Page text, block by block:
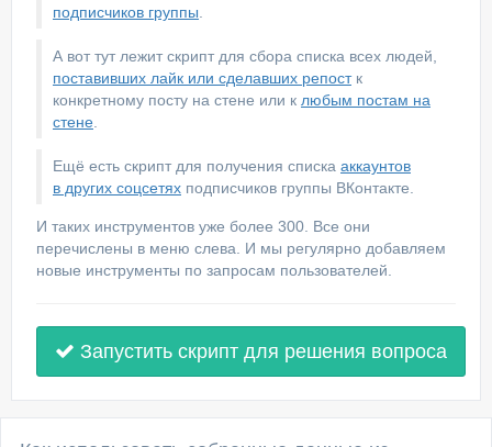
подписчиков группы
А вот тут лежит скрипт для сбора списка всех людей,
поставивших лайк или сделавших репостк
конкретному посту на стене или к любым постам на
стене
Ещё есть скрипт для получения списка аккаунтов
в других соцсетях подписчиков группы ВКонтакте.
И таких инструментов уже более 300. Все они
перечислены в меню слева. И мы регулярно добавляем
новые инструменты по запросам пользователей.
Запустить скрипт для решения вопроса